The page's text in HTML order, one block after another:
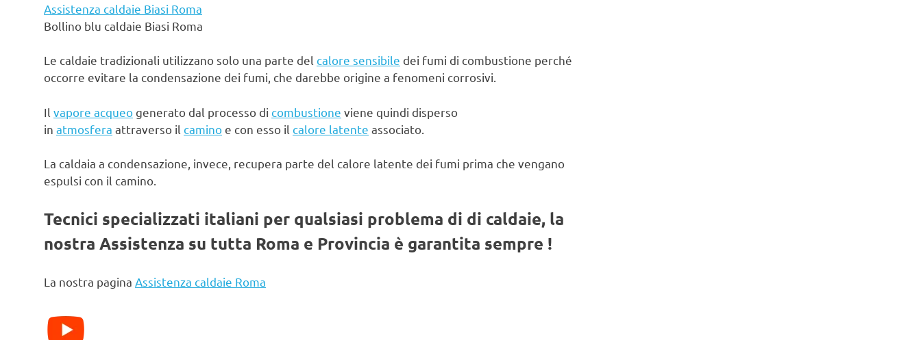
Assistenza caldaie Biasi Roma
Bollino blu caldaie Biasi Roma
Le caldaie tradizionali utilizzano solo una parte del calore sensibile dei fumi di combustione perché
occorre evitare la condensazione dei fumi, che darebbe origine a fenomeni corrosivi.
Il vapore acqueo generato dal processo di combustione viene quindi disperso
in atmosfera attraverso il camino e con esso il calore latente associato.
La caldaia a condensazione, invece, recupera parte del calore latente dei fumi prima che vengano
espulsi con il camino.
Tecnici specializzati italiani per qualsiasi problema di di caldaie, la
nostra Assistenza su tutta Roma e Provincia è garantita sempre !
La nostra pagina Assistenza caldaie Roma